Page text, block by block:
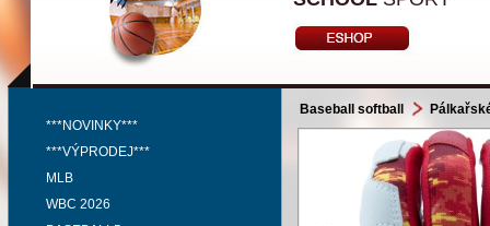
***NOVINKY***
***VÝPRODEJ***
MLB
WBC 2026
Baseball softball